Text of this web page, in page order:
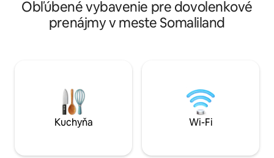
luxurious spaces to enjoy and have time
with your family and friends , two living
room , one attached luxurious white
kitchen, space for 2 car parking, and so
much more .
Obľúbené vybavenie pre dovolenkové
prenájmy v meste Somaliland
Kuchyňa Wi-Fi